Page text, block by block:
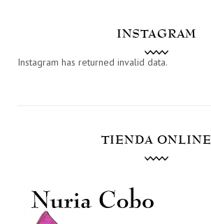
INSTAGRAM
Instagram has returned invalid data.
TIENDA ONLINE